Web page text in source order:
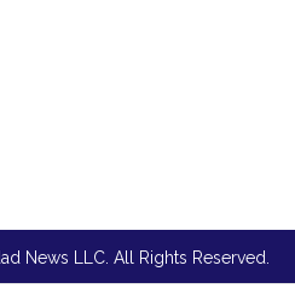
News LLC. All Rights Reserved.